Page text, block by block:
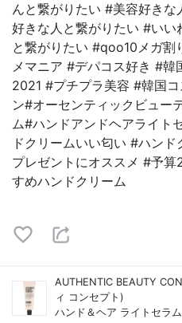
んと繋がりたい #美容好き
好きな人と繋がりたい #い
と繋がりたい #qoo10メガ
メマニア #デパコス好き #韓
2021 #プチプラ美容 #韓国
ン#オーセンティックビュー
ム#ハンドアンドヘアライト
ドクリームいい匂い #ハン
プレゼントにオススメ #予
すめハンドクリーム
AUTHENTIC BEAUTY
ィ コンセプト)
ハンド＆ヘア ライトセラム